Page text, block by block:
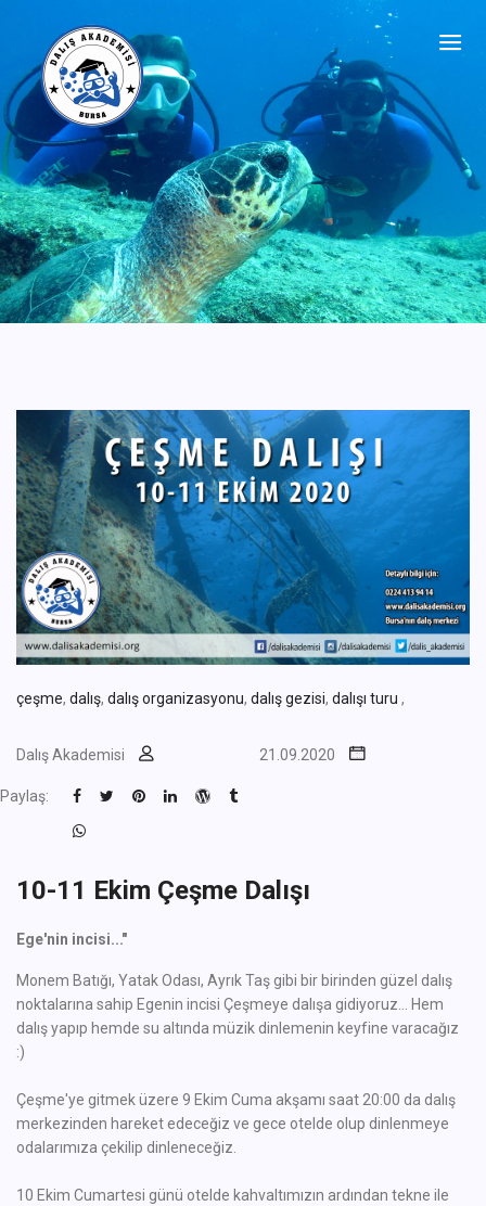
çeşme, dalış, dalış organizasyonu, dalış gezisi, dalışı turu ,
Dalış Akademisi 21.09.2020
Paylaş:
10-11 Ekim Çeşme Dalışı
Ege'nin incisi..."
Monem Batığı, Yatak Odası, Ayrık Taş gibi bir birinden güzel dalış
noktalarına sahip Egenin incisi Çeşmeye dalışa gidiyoruz... Hem
dalış yapıp hemde su altında müzik dinlemenin keyfine varacağız
:)
Çeşme'ye gitmek üzere 9 Ekim Cuma akşamı saat 20:00 da dalış
merkezinden hareket edeceğiz ve gece otelde olup dinlenmeye
odalarımıza çekilip dinleneceğiz.
10 Ekim Cumartesi günü otelde kahvaltımızın ardından tekne ile